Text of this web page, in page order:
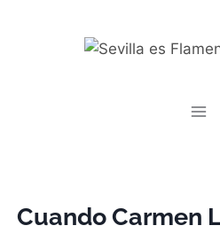
Cuando Carmen